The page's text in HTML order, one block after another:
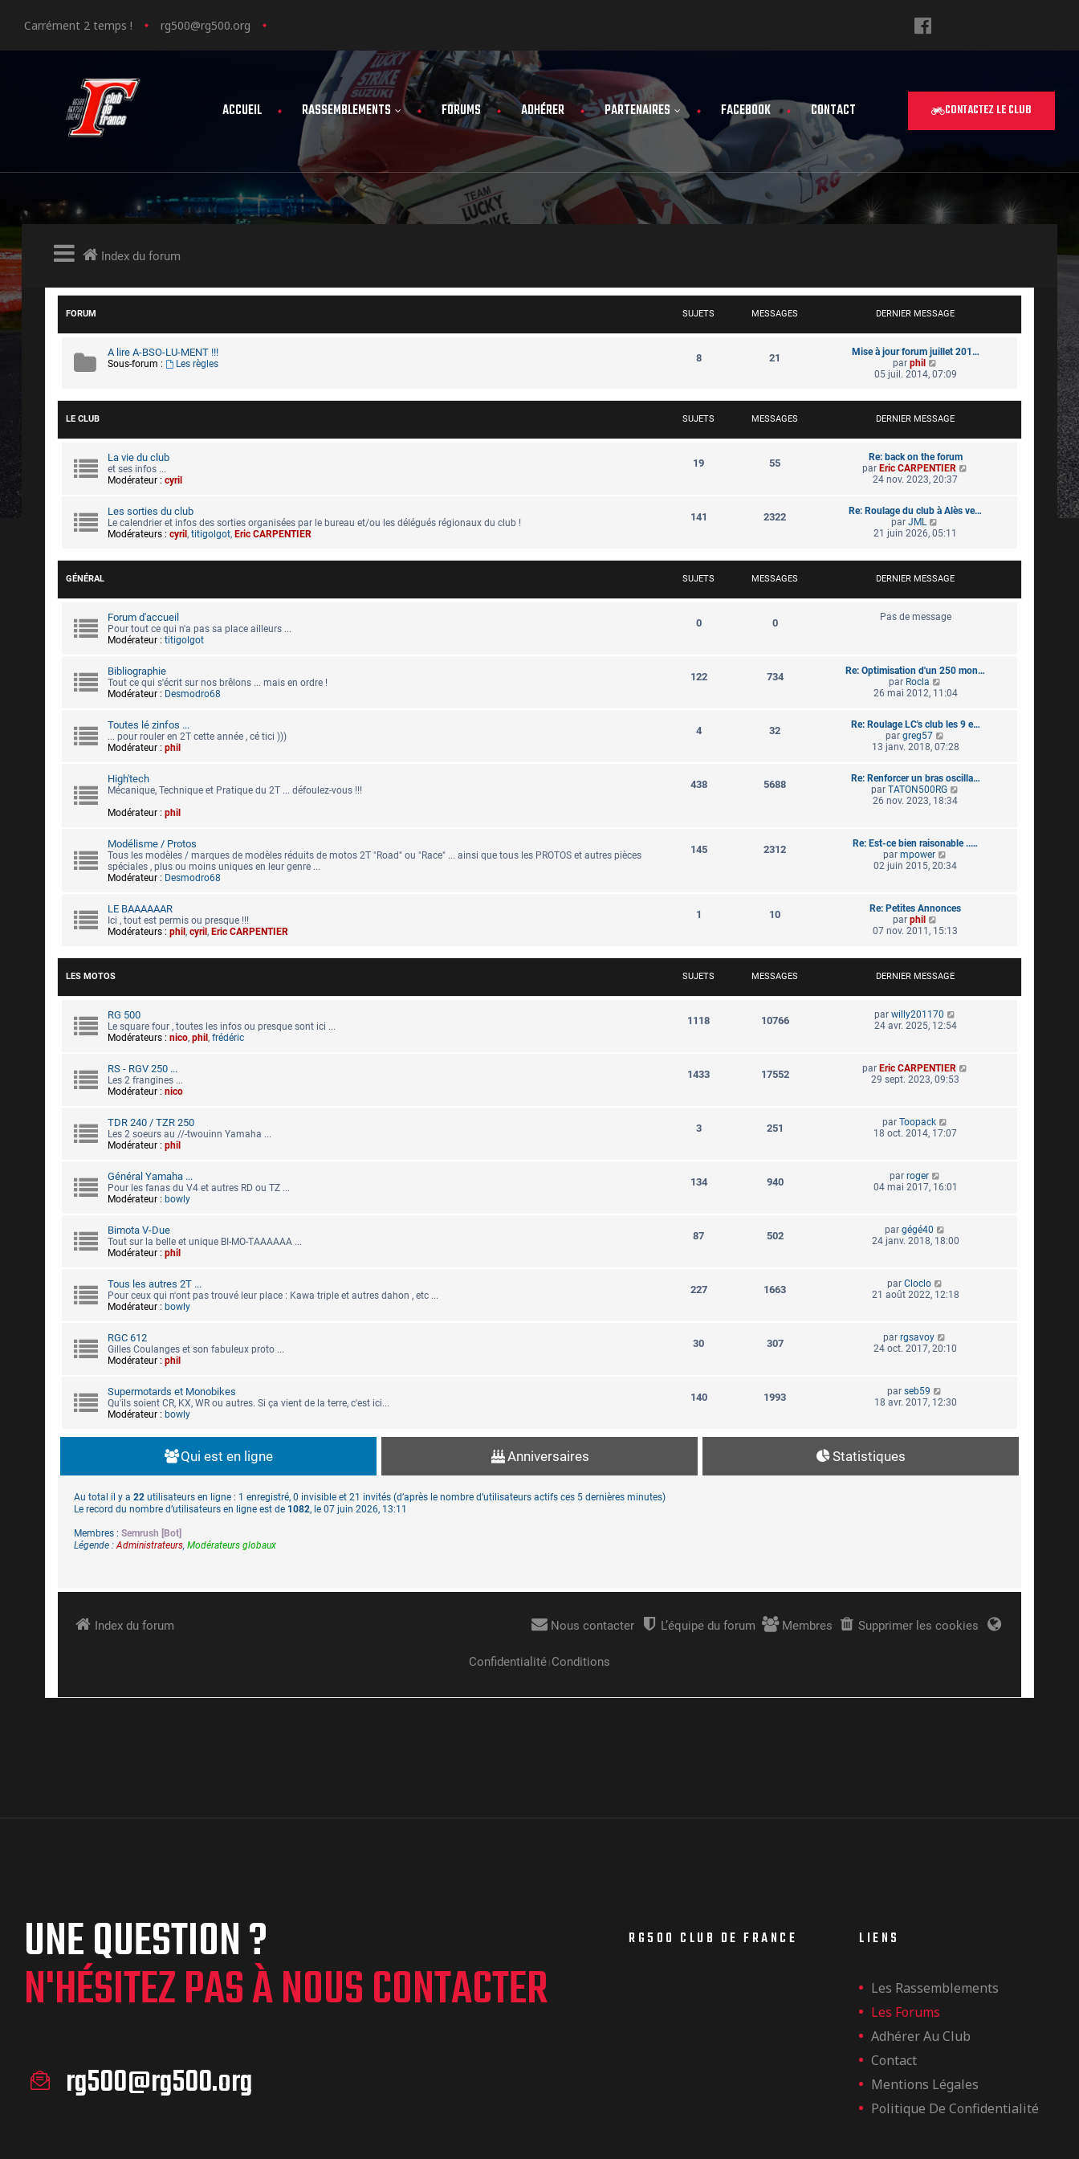
Carrément 2 temps ! rg500@rg500.org
ACCUEIL RASSEMBLEMENTS FORUMS ADHÉRER PARTENAIRES FACEBOOK CONTACT CONTACTEZ LE CLUB
UNE QUESTION ?
N'HÉSITEZ PAS À NOUS CONTACTER
rg500@rg500.org
RG500 CLUB DE FRANCE LIENS
Les Rassemblements
Les Forums
Adhérer Au Club
Contact
Mentions Légales
Politique De Confidentialité